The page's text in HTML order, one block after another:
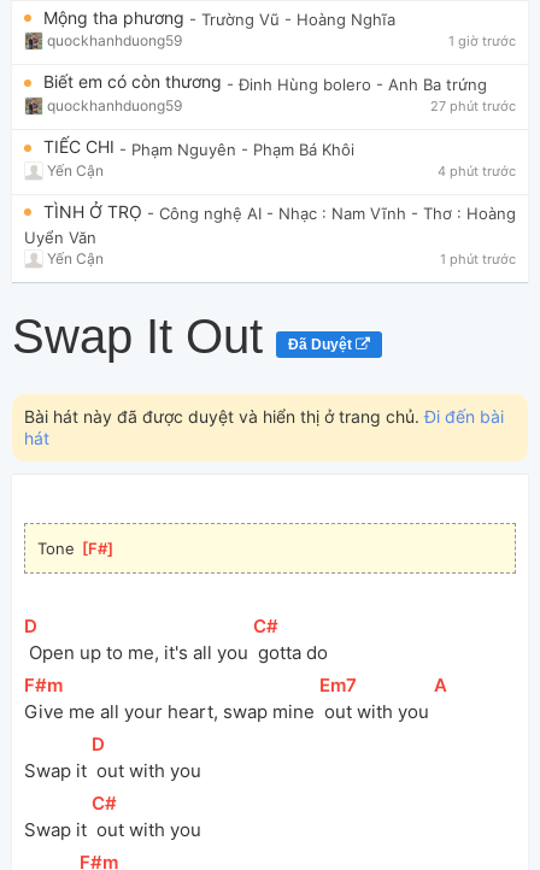
Mộng tha phương - Trường Vũ - Hoàng Nghĩa
quockhanhduong59 1 giờ trước
Biết em có còn thương - Đinh Hùng bolero - Anh Ba trứng
quockhanhduong59 27 phút trước
TIẾC CHI - Phạm Nguyên - Phạm Bá Khôi
Yến Cận 4 phút trước
TÌNH Ở TRỌ - Công nghệ AI - Nhạc : Nam Vĩnh - Thơ : Hoàng
Uyển Văn
Yến Cận 1 phút trước
Swap It Out Đã Duyệt
Bài hát này đã được duyệt và hiển thị ở trang chủ.Đi đến bài
hát
Tone [F#
[D
Open up to me, it's all you
[
C#
gotta do
[F#m
Give me all your heart, swap mine
[Em7
out with you
[
A
Swap it
[D
out with you
Swap it
[
C#
out with you
[F#m